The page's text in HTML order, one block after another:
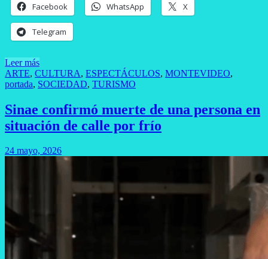
Facebook WhatsApp X
Telegram
Leer más
ARTE, CULTURA, ESPECTÁCULOS, MONTEVIDEO,
portada, SOCIEDAD, TURISMO
Sinae confirmó muerte de una persona en
situación de calle por frío
24 mayo, 2026